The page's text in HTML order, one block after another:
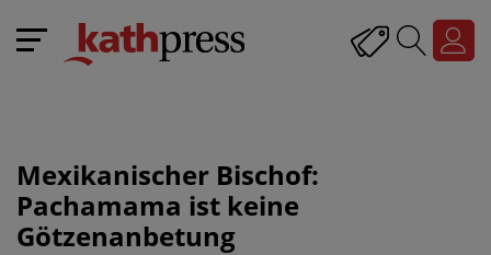
Mexikanischer Bischof:
Pachamama ist keine
Götzenanbetung